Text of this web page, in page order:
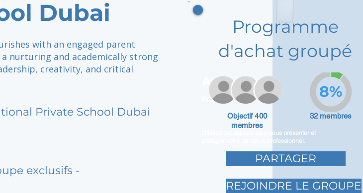
Dubai
with an engaged parent
nurturing and academically strong
creativity, and critical
Private School Dubai
exclusifs -
Adam Caar
Promoteur
Utilisez cet espace pour vous présenter et
partager votre parcours professionnel.
Programme
d'achat groupé
Objectif 400
membres
32 membres
8%
PARTAGER
REJOINDRE LE GROUPE